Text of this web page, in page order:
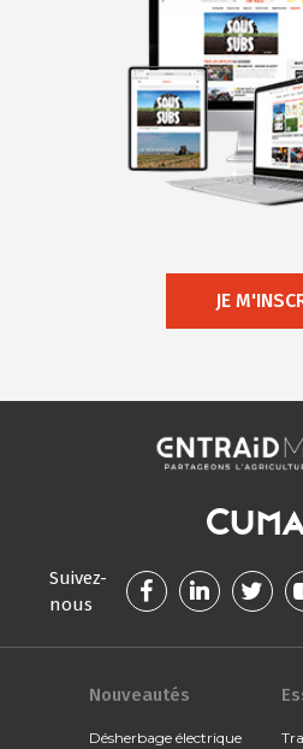
JE
Suivez-
nous
Nouveautés
Désherbage électrique